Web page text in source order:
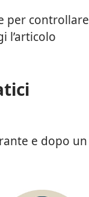
per controllare
l’articolo
e dopo un